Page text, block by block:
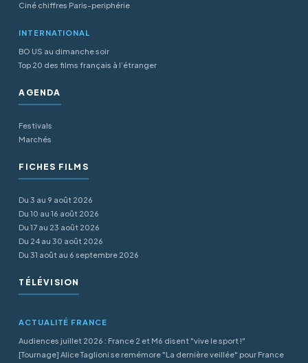
Ciné chiffres Paris-periphérie
INTERNATIONAL
BO US au dimanche soir
Top 20 des films français à l’étranger
AGENDA
Festivals
Marchés
FICHES FILMS
Du 3 au 9 août 2026
Du 10 au 16 août 2026
Du 17 au 23 août 2026
Du 24 au 30 août 2026
Du 31 août au 6 septembre 2026
TÉLÉVISION
ACTUALITÉ FRANCE
Audiences juillet 2026 : France 2 et M6 disent "vive le sport !"
[Tournage] Alice Taglioni se remémore "La dernière veillée" pour France